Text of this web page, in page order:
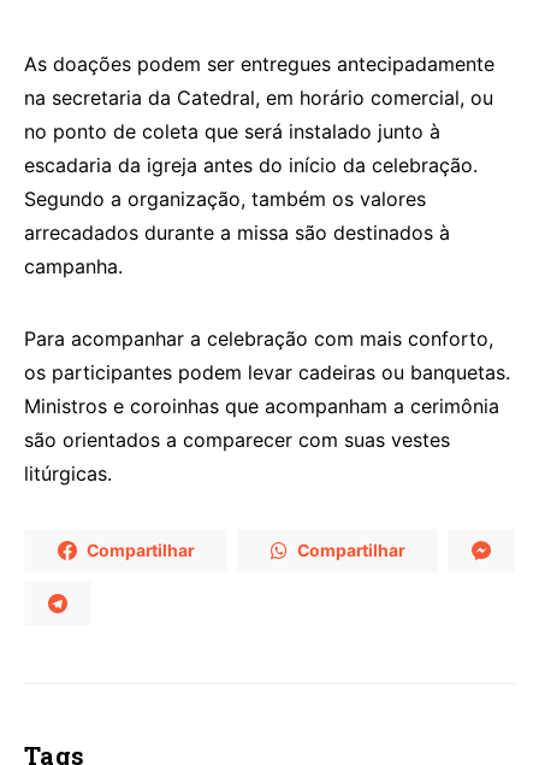
As doações podem ser entregues antecipadamente
na secretaria da Catedral, em horário comercial, ou
no ponto de coleta que será instalado junto à
escadaria da igreja antes do início da celebração.
Segundo a organização, também os valores
arrecadados durante a missa são destinados à
campanha.
Para acompanhar a celebração com mais conforto,
os participantes podem levar cadeiras ou banquetas.
Ministros e coroinhas que acompanham a cerimônia
são orientados a comparecer com suas vestes
litúrgicas.
Compartilhar Compartilhar
Tags